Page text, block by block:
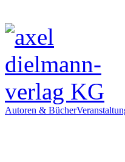
Autoren & Bücher